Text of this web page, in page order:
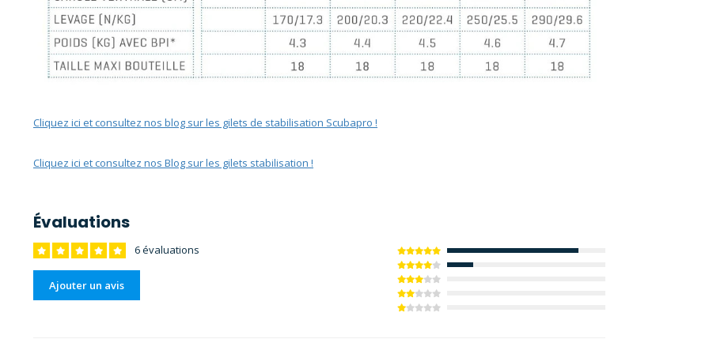
Cliquez ici et consultez nos blog sur les gilets de stabilisation Scubapro !
Cliquez ici et consultez nos Blog sur les gilets stabilisation !
Évaluations
6 évaluations
Ajouter un avis